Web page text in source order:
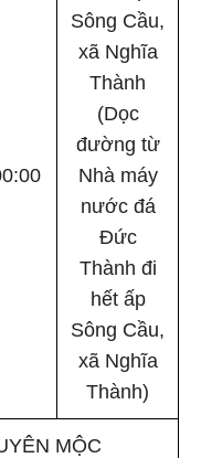
Sông Cầu,
xã Nghĩa
Thành
(Dọc
đường từ
Nhà máy
nước đá
Đức
Thành đi
hết ấp
Sông Cầu,
xã Nghĩa
Thành)
MỘC